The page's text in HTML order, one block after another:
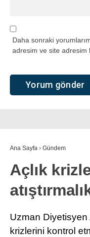
Daha sonraki
adresim ve site adresim
Ana Sayfa › Gündem
Açlık
Uzman Diyetisyen
krizlerini kontrol